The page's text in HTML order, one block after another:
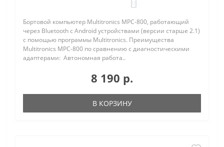
Бортовой компьютер Multitronics MPC-800, работающий
через Bluetooth с Android устройствами (версии старше 2.1)
с помощью программы Multitronics. Преимущества
Multitronics MPC-800 по сравнению с диагностическими
адаптерами: Автономная работа..
8 190 р.
В КОРЗИНУ